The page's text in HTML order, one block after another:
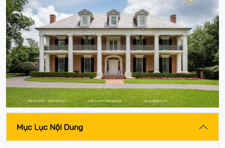
Mục Lục Nội Dung